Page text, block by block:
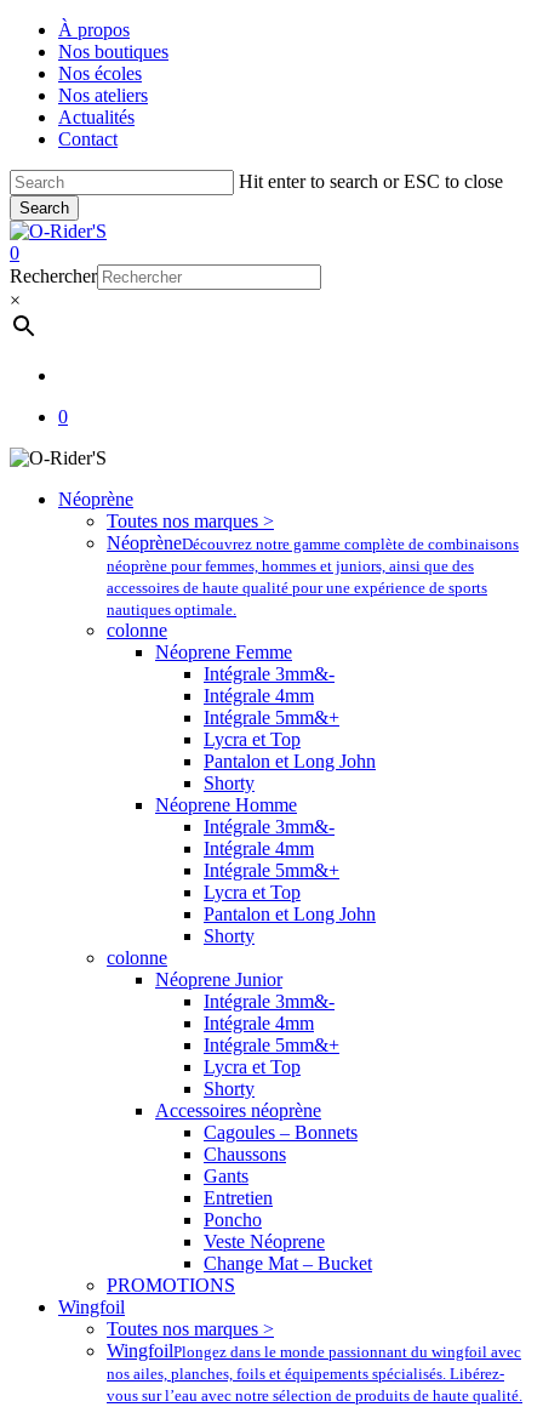
Skip
main
content
À propos
Nos boutiques
Nos écoles
Nos ateliers
Actualités
Contact
Hit enter to search or ESC to close
Search
Close
Search
account
0
Menu
Rechercher
×
0
Néoprène
Toutes nos marques >
NéoprèneDécouvrez notre gamme complète de combinaisons
néoprène pour femmes, hommes et juniors, ainsi que des
accessoires de haute qualité pour une expérience de sports
nautiques optimale.
colonne
Néoprene Femme
Intégrale 3mm&-
Intégrale 4mm
Intégrale 5mm&+
Lycra et Top
Pantalon et Long John
Shorty
Néoprene Homme
Intégrale 3mm&-
Intégrale 4mm
Intégrale 5mm&+
Lycra et Top
Pantalon et Long John
Shorty
colonne
Néoprene Junior
Intégrale 3mm&-
Intégrale 4mm
Intégrale 5mm&+
Lycra et Top
Shorty
Accessoires néoprène
Cagoules – Bonnets
Chaussons
Gants
Entretien
Poncho
Veste Néoprene
Change Mat – Bucket
PROMOTIONS
Wingfoil
Toutes nos marques >
WingfoilPlongez dans le monde passionnant du wingfoil avec
nos ailes, planches, foils et équipements spécialisés. Libérez-
vous sur l’eau avec notre sélection de produits de haute qualité.